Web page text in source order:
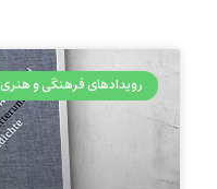
رویدادهای فرهنگی و هنری